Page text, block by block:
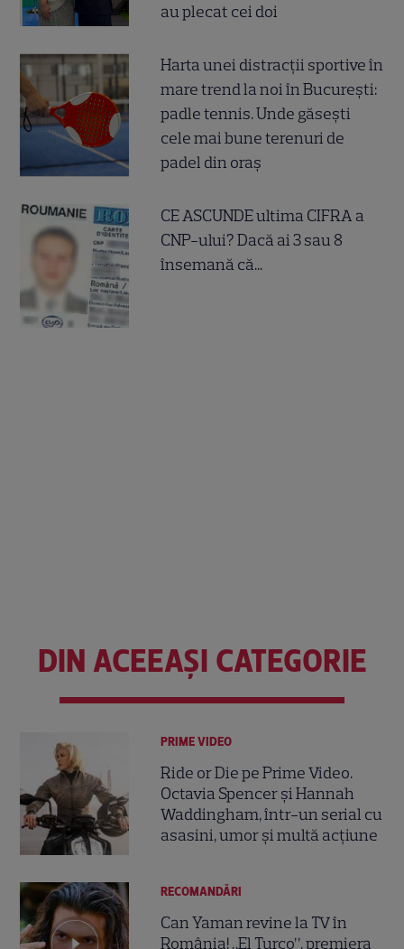
au plecat cei doi
Harta unei distracții sportive în
mare trend la noi în București:
padle tennis. Unde găsești
cele mai bune terenuri de
padel din oraș
CE ASCUNDE ultima CIFRA a
CNP-ului? Dacă ai 3 sau 8
însemană că...
DIN ACEEAȘI CATEGORIE
PRIME VIDEO
Ride or Die pe Prime Video.
Octavia Spencer și Hannah
Waddingham, într-un serial cu
asasini, umor și multă acțiune
RECOMANDĂRI
Can Yaman revine la TV în
România! „El Turco”, premiera